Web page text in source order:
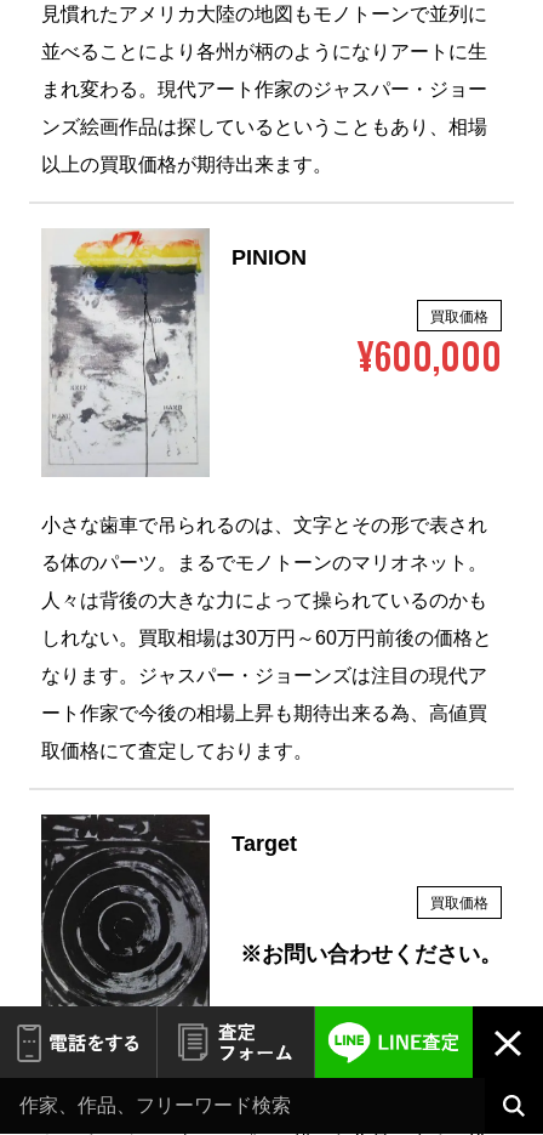
見慣れたアメリカ大陸の地図もモノトーンで並列に
並べることにより各州が柄のようになりアートに生
まれ変わる。現代アート作家のジャスパー・ジョー
ンズ絵画作品は探しているということもあり、相場
以上の買取価格が期待出来ます。
PINION
買取価格
¥600,000
小さな歯車で吊られるのは、文字とその形で表され
る体のパーツ。まるでモノトーンのマリオネット。
人々は背後の大きな力によって操られているのかも
しれない。買取相場は30万円～60万円前後の価格と
なります。ジャスパー・ジョーンズは注目の現代ア
ート作家で今後の相場上昇も期待出来る為、高値買
取価格にて査定しております。
Target
買取価格
※お問い合わせください。
ダーツの的。誰でも知っている物を絵でもう一度見
る意味を問う。ダーツの標的という、彼が好んでも